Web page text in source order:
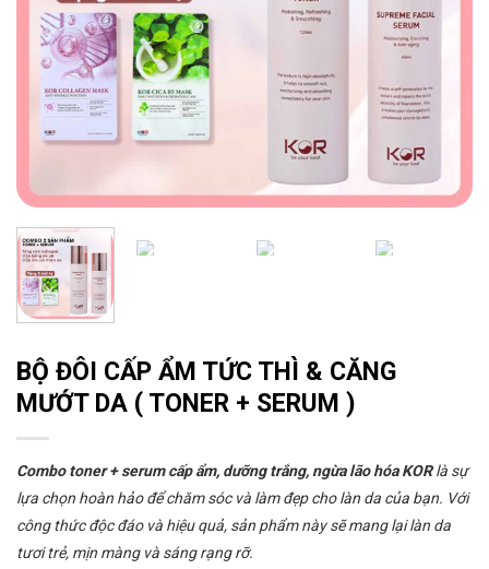
BỘ ĐÔI CẤP ẨM TỨC THÌ & CĂNG
MƯỚT DA ( TONER + SERUM )
Combo toner + serum cấp ẩm, dưỡng trắng, ngừa lão hóa KORlà sự
lựa chọn hoàn hảo để chăm sóc và làm đẹp cho làn da của bạn. Với
công thức độc đáo và hiệu quả, sản phẩm này sẽ mang lại làn da
tươi trẻ, mịn màng và sáng rạng rỡ.